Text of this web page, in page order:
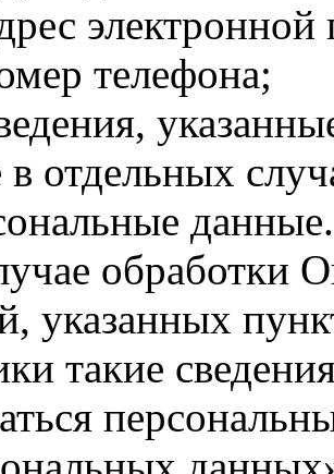
электронной
телефона;
в отдельных
данные.
обработки
указанных
такие